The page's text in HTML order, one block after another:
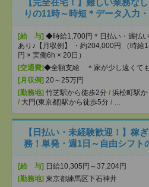
【完全在宅！】難しい業務な
りの11時～時短＊データ入力
[給 与] ◆時給1,700円＊日払い・週払
あり♪【月収例】 ・約204,000円 （時給
円 × 実働6h × 20日）
[交通費]◆全額支給 ＊家が少し遠くても
[月収例] 20～25万円
[勤務地] 竹芝駅から徒歩2分 / 浜松町駅
/ 大門(東京都)駅から徒歩5分 / …
【日払い・未経験歓迎！】稼
務！単発・週1日～自由シフト
[給 与] 日給10,305円～37,204円
[勤務地] 東京都練馬区下石神井